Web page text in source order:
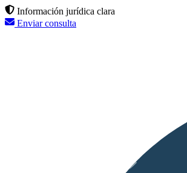
Información jurídica clara
Enviar consulta